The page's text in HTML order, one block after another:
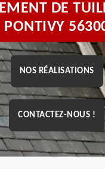
DE
PONTIVY
NOS RÉALISATIONS
CONTACTEZ-NOUS !